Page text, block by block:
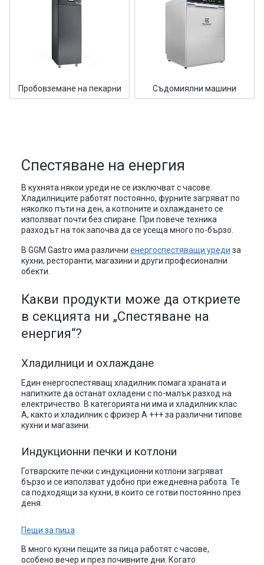
Пробовземане на пекарни Съдомиялни машини
Спестяване на енергия
В кухнята някои уреди не се изключват с часове.
Хладилниците работят постоянно, фурните загряват по
няколко пъти на ден, а котлоните и охлаждането се
използват почти без спиране. При повече техника
разходът на ток започва да се усеща много по-бързо.
В GGM Gastro има различни енергоспестяващи уреди за
кухни, ресторанти, магазини и други професионални
обекти.
Какви продукти може да откриете
в секцията ни „Спестяване на
енергия“?
Хладилници и охлаждане
Един енергоспестяващ хладилник помага храната и
напитките да останат охладени с по-малък разход на
електричество. В категорията ни има и хладилник клас
А, както и хладилник с фризер А +++ за различни типове
кухни и магазини.
Индукционни печки и котлони
Готварските печки с индукционни котлони загряват
бързо и се използват удобно при ежедневна работа. Те
са подходящи за кухни, в които се готви постоянно през
деня.
Пещи за пица
В много кухни пещите за пица работят с часове,
особено вечер и през почивните дни. Когато